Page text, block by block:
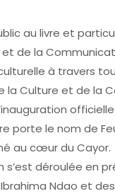
au livre et
de la
à travers
la Culture et de la
porte le nom de
au cœur du Cayor.
s’est déroulée en
Ndao et